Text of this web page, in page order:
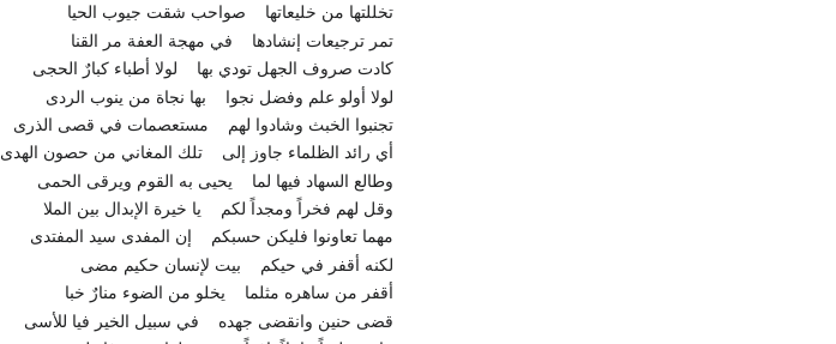
تخللتها من خليعاتها
صواحب شقت جيوب الحيا
تمر ترجيعات إنشادها
في مهجة العفة مر القنا
كادت صروف الجهل تودي بها
لولا أطباء كبارٌ الحجى
لولا أولو علم وفضل نجوا
بها نجاة من ينوب الردى
تجنبوا الخبث وشادوا لهم
مستعصمات في قصى الذرى
أي رائد الظلماء جاوز إلى
تلك المغاني من حصون الهدى
وطالع السهاد فيها لما
يحيى به القوم ويرقى الحمى
وقل لهم فخراً ومجداً لكم
يا خيرة الإبدال بين الملا
مهما تعاونوا فليكن حسبكم
إن المفدى سيد المفتدى
لكنه أقفر في حيكم
بيت لإنسان حكيم مضى
أقفر من ساهره مثلما
يخلو من الضوء منارٌ خبا
قضى حنين وانقضى جهده
في سبيل الخير فيا للأسى